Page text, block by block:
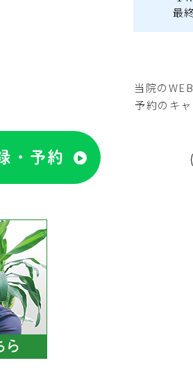
・予約
最
当院の
予約のキ